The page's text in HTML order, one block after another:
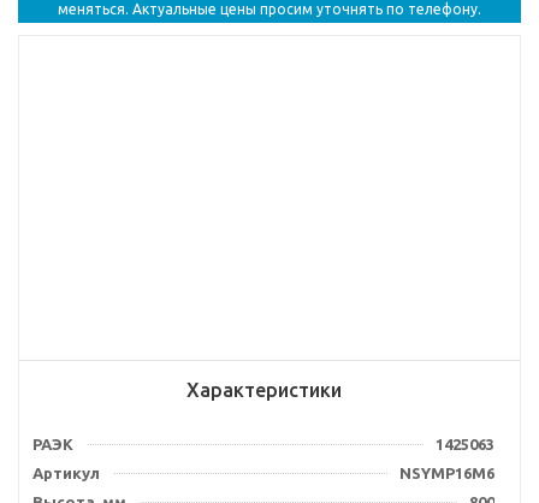
меняться. Актуальные цены просим уточнять по телефону.
Характеристики
РАЭК
1425063
Артикул
NSYMP16M6